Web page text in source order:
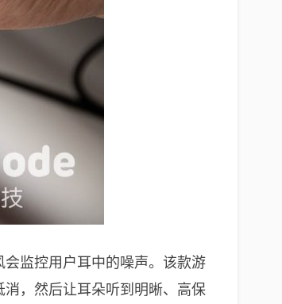
监控用户耳中的噪声。该款游
，然后让耳朵听到明晰、高保